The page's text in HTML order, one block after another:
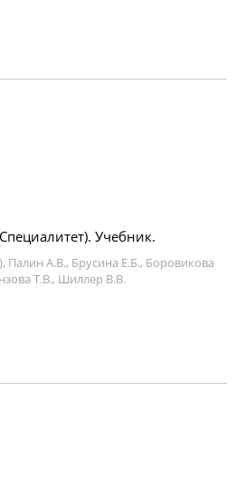
Учебник.
Палин А.В., Брусина Е.Б., Боровикова
Т.В., Шиллер В.В.